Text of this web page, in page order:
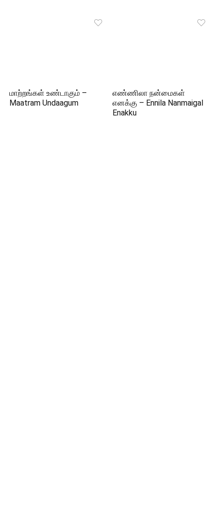
மாற்றங்கள் உண்டாகும் –
Maatram Undaagum
எண்ணிலா நன்மைகள்
எனக்கு – Ennila Nanmaigal
Enakku